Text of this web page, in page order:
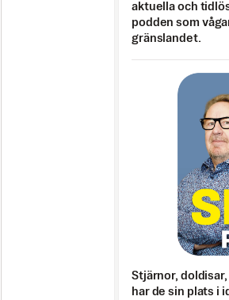
aktuella och
podden som
gränslandet.
Stjärnor,
har de sin plats i